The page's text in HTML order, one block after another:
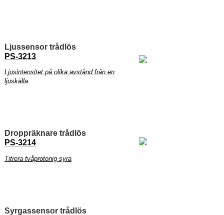
Ljussensor trådlös
PS-3213
Ljusintensitet på olika avstånd från en
ljuskälla
Droppräknare trådlös
PS-3214
Titrera tvåprotonig syra
Syrgassensor trådlös